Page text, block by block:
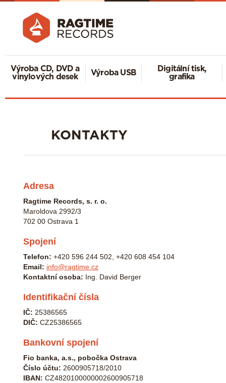
Výroba CD, DVD a
vinylových desek
Výroba USB
Digitální tisk,
grafika
KONTAKTY
Adresa
Ragtime Records, s. r. o.
Maroldova 2992/3
702 00 Ostrava 1
Spojení
Telefon: +420 596 244 502, ‎+420 608 454 104
Email: info@ragtime.cz
Kontaktní osoba: Ing. David Berger
Identifikační čísla
IČ: 25386565
DIČ: CZ25386565
Bankovní spojení
Fio banka, a.s., pobočka Ostrava
Číslo účtu: 2600905718/2010
IBAN: CZ4820100000002600905718